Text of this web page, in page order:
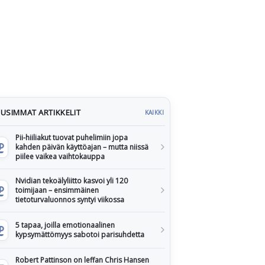
ARTIKKELIT KAIKKI
Pii-hiiliakut tuovat puhelimiin jopa
kahden päivän käyttöajan – mutta niissä
piilee vaikea vaihtokauppa
Nvidian tekoälyliitto kasvoi yli 120
toimijaan – ensimmäinen
tietoturvaluonnos syntyi viikossa
5 tapaa, joilla emotionaalinen
kypsymättömyys sabotoi parisuhdetta
Robert Pattinson on leffan Chris Hansen